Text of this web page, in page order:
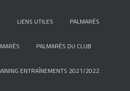
LIENS UTILES PALMARÈS
PALMARÈS DU CLUB
ENTRAÎNEMENTS 2021/2022